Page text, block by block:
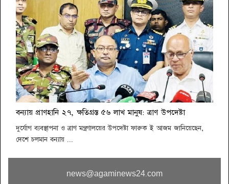
বন্যায় প্রাণহানি ২৭, ক্ষতিগ্রস্ত ৫৬ লাখ মানুষ: ত্রাণ উপদেষ্টা
দুর্যোগ ব্যবস্থাপনা ও ত্রাণ মন্ত্রণালয়ের উপদেষ্টা ফারুক ই আজম জানিয়েছেন,
দেশে চলমান বন্যায় ...
news@agaminews24.com